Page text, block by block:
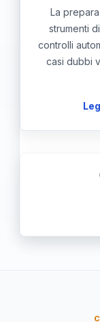
La
strumenti
controlli
casi dubbi